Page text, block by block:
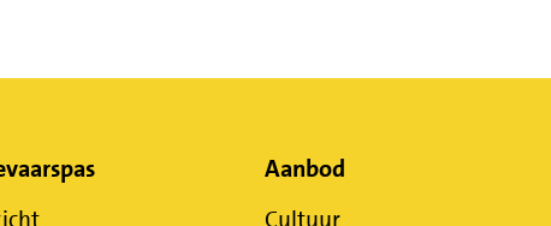
Aanbod
Cultuur